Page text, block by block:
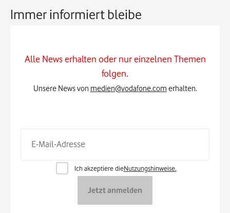
Immer informiert bleiben
Alle News erhalten oder nur einzelnen Themen
folgen.
Unsere News von medien@vodafone.com erhalten.
Ich akzeptiere dieNutzungshinweise.
Jetzt anmelden